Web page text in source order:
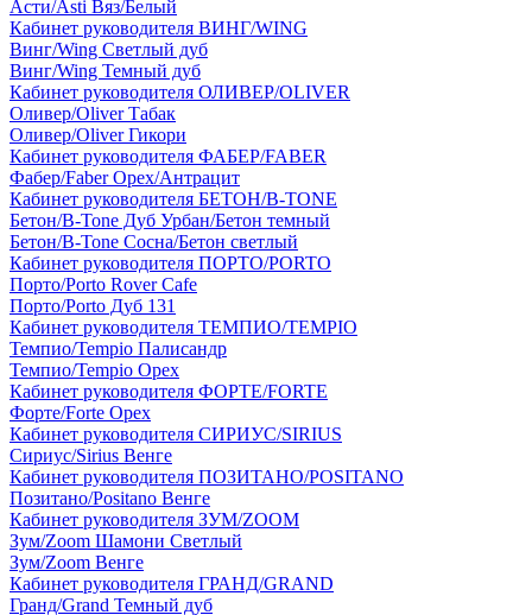
Асти/Asti Вяз/Белый
Кабинет руководителя ВИНГ/WING
Винг/Wing Светлый дуб
Винг/Wing Темный дуб
Кабинет руководителя ОЛИВЕР/OLIVER
Оливер/Oliver Табак
Оливер/Oliver Гикори
Кабинет руководителя ФАБЕР/FABER
Фабер/Faber Орех/Антрацит
Кабинет руководителя БЕТОН/B-TONE
Бетон/B-Tone Дуб Урбан/Бетон темный
Бетон/B-Tone Сосна/Бетон светлый
Кабинет руководителя ПОРТО/PORTO
Порто/Porto Rover Cafe
Порто/Porto Дуб 131
Кабинет руководителя ТЕМПИО/TEMPIO
Темпио/Tempio Палисандр
Темпио/Tempio Орех
Кабинет руководителя ФОРТЕ/FORTE
Форте/Forte Орех
Кабинет руководителя СИРИУС/SIRIUS
Сириус/Sirius Венге
Кабинет руководителя ПОЗИТАНО/POSITANO
Позитано/Positano Венге
Кабинет руководителя ЗУМ/ZOOM
Зум/Zoom Шамони Светлый
Зум/Zoom Венге
Кабинет руководителя ГРАНД/GRAND
Гранд/Grand Темный дуб